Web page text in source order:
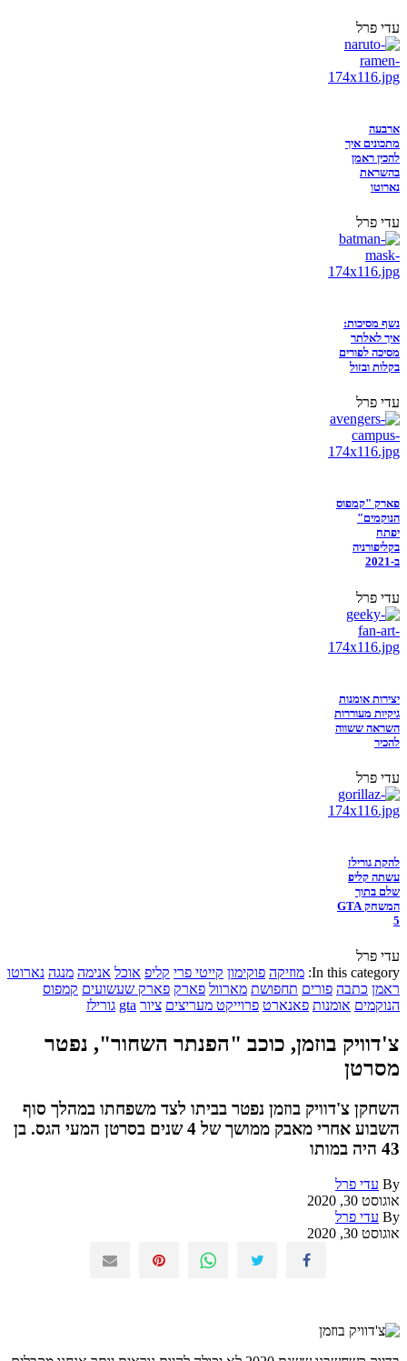
עדי פרל
ארבעה
מתכונים איך
להכין ראמן
בהשראת
נארוטו
עדי פרל
נשף מסיכות:
איך לאלתר
מסיכה לפורים
בקלות ובזול
עדי פרל
פארק "קמפוס
הנוקמים"
יפתח
בקליפורניה
ב-2021
עדי פרל
יצירות אומנות
גיקיות מעוררות
השראה ששווה
להכיר
עדי פרל
להקת גורילז
עשתה קליפ
שלם בתוך
המשחק GTA
5
עדי פרל
In this category: מוזיקה פוקימון קייטי פרי קליפ אוכל אנימה מנגה נארוטו
ראמן כתבה פורים תחפושת מארוול פארק פארק שעשועים קמפוס
הנוקמים אומנות פאנארט פרוייקט מעריצים ציור gta גורילז
צ'דוויק בוזמן, כוכב "הפנתר השחור", נפטר
מסרטן
השחקן צ'דוויק בוזמן נפטר בביתו לצד משפחתו במהלך סוף
השבוע אחרי מאבק ממושך של 4 שנים בסרטן המעי הגס. בן
43 היה במותו
By עדי פרל
אוגוסט 30, 2020
By עדי פרל
אוגוסט 30, 2020